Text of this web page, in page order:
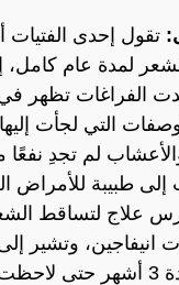
تقول إحدى الفتيات
لمدة عام كامل،
الفراغات تظهر
التي لجأت
لم تجدِ نفعًا
طبيبة للأمراض
علاج لتساقط
انيفاجين، وتشير
تستخدمها لمدة 3 أشهر حتى